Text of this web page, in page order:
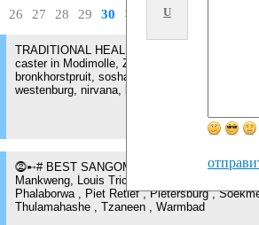
U
26 27 28 29 30 >>
TRADITIONAL HEALER [+ 27608019525 ]] ╬
caster in Modimolle, Zebediela,
bronkhorstpruit, soshanguve, mamelodi,
westenburg, nirvana, bendor, bugersfort, South
⓶➸# BEST SANGOMA - [+ 27608019525]
Mankweng, Louis Trichardt , Lulekano ,
Phalaborwa , Piet Retief , Pietersburg ,
Thulamahashe , Tzaneen , Warmbad